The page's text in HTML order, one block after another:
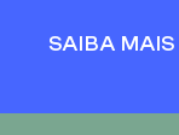
SAIBA MAIS